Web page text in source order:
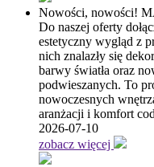
Nowości, nowości!
Do naszej oferty
estetyczny wygląd z
nich znalazły się
barwy światła oraz
podwieszanych. To
nowoczesnych
aranżacji i komfort
2026-07-10
zobacz więcej